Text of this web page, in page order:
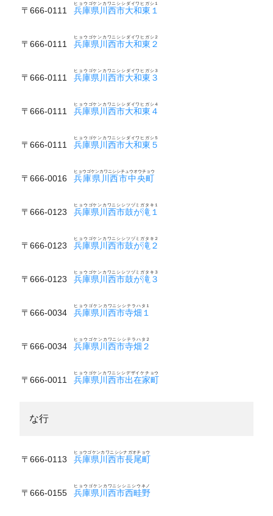
〒666-0111 兵庫県川西市大和東１
ヒョウゴケンカワニシシダイワヒガシ１
〒666-0111 兵庫県川西市大和東２
ヒョウゴケンカワニシシダイワヒガシ２
〒666-0111 兵庫県川西市大和東３
ヒョウゴケンカワニシシダイワヒガシ３
〒666-0111 兵庫県川西市大和東４
ヒョウゴケンカワニシシダイワヒガシ４
〒666-0111 兵庫県川西市大和東５
ヒョウゴケンカワニシシダイワヒガシ５
〒666-0016 兵庫県川西市中央町
ヒョウゴケンカワニシシチュウオウチョウ
〒666-0123 兵庫県川西市鼓が滝１
ヒョウゴケンカワニシシツヅミガタキ１
〒666-0123 兵庫県川西市鼓が滝２
ヒョウゴケンカワニシシツヅミガタキ２
〒666-0123 兵庫県川西市鼓が滝３
ヒョウゴケンカワニシシツヅミガタキ３
〒666-0034 兵庫県川西市寺畑１
ヒョウゴケンカワニシシテラハタ１
〒666-0034 兵庫県川西市寺畑２
ヒョウゴケンカワニシシテラハタ２
〒666-0011 兵庫県川西市出在家町
ヒョウゴケンカワニシシデザイケチョウ
な行
〒666-0113 兵庫県川西市長尾町
ヒョウゴケンカワニシシナガオチョウ
〒666-0155 兵庫県川西市西畦野
ヒョウゴケンカワニシシニシウネノ